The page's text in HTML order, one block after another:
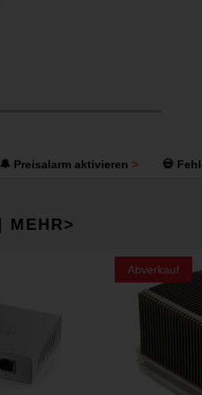
🔔 Preisalarm aktivieren 💀
MEHR>
Abverkauf